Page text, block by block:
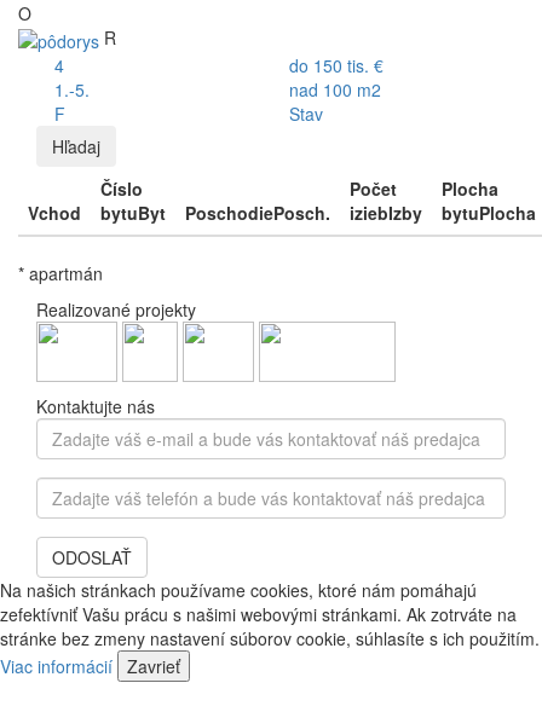
O
R
4
do 150 tis. €
1.-5.
nad 100 m2
F
Stav
Hľadaj
Vchod
Číslo
bytuByt PoschodiePosch.
Počet
iziebIzby
Plocha
bytuPlocha
* apartmán
Realizované projekty
Kontaktujte nás
Zadajte
váš
e-
mail
a
bude
vás
kontaktovať
náš
predajca
Zadajte
váš
telefón
bude
vás
kontaktovať
náš
predajca
ODOSLAŤ
Na našich stránkach používame cookies, ktoré nám pomáhajú
zefektívniť Vašu prácu s našimi webovými stránkami. Ak zotrváte na
stránke bez zmeny nastavení súborov cookie, súhlasíte s ich použitím.
Viac informácií Zavrieť